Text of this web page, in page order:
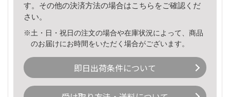
す。その他の決済方法の場合はこちら をご確認くだ
さい。
※土・日・祝日の注文の場合や在庫状況によって、商品
のお届けにお時間をいただく場合がございます。
即日出荷条件について